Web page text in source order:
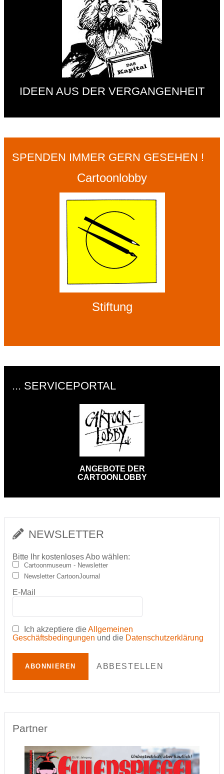
IDEEN AUS DER VERGANGENHEIT
SPENDEN IMMER GERN GESEHEN !
Cartoonlobby
Stiftung
... SERVICEPORTAL
ANGEBOTE DER
CARTOONLOBBY
NEWSLETTER
Bitte Ihr kostenloses Abo wählen:
Cartoonmuseum - Newsletter
Newsletter CartoonJournal
E-Mail
Ich akzeptiere dieAllgemeinen
Geschäftsbedingungen und die Datenschutzerklärung
ABONNIEREN ABBESTELLEN
Partner